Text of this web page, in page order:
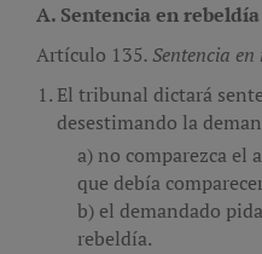
A. Sentenciaen rebeldía
Artículo 135. Sentencia
El tribunal dictará
desestimando la
no comparezca el
que debía
el demandado
rebeldía.